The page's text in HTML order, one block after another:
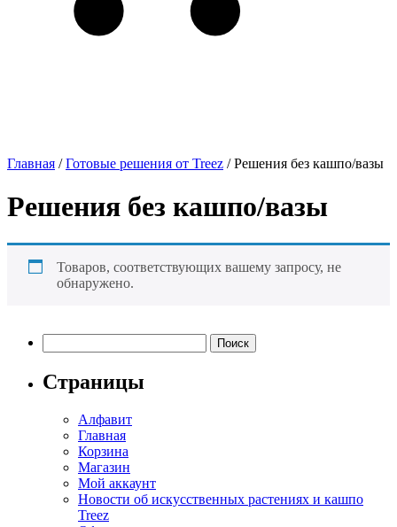
Главная /Готовые решения от Treez / Решения без кашпо/вазы
Решения без кашпо/вазы
Товаров, соответствующих вашему запросу, не
обнаружено.
Страницы
Алфавит
Главная
Корзина
Магазин
Мой аккаунт
Новости об искусственных растениях и кашпо
Treez